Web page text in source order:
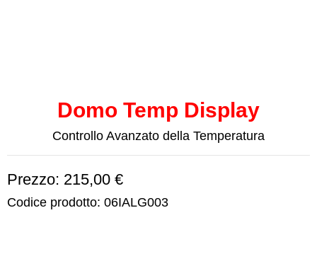
Domo Temp Display
Controllo Avanzato della Temperatura
Prezzo: 215,00 €
Codice prodotto: 06IALG003